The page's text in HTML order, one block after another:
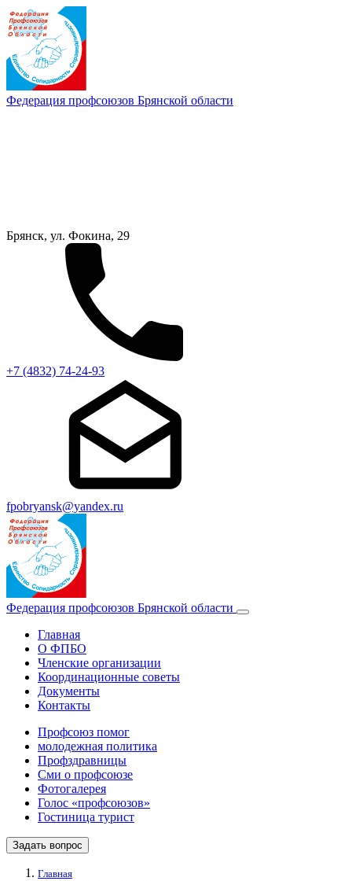
Федерация профсоюзов Брянской области
Брянск, ул. Фокина, 29
+7 (4832) 74-24-93
fpobryansk@yandex.ru
Федерация профсоюзов Брянской области
Главная
О ФПБО
Членские организации
Координационные советы
Документы
Контакты
Профсоюз помог
молодежная политика
Профздравницы
Сми о профсоюзе
Фотогалерея
Голос «профсоюзов»
Гостиница турист
Задать вопрос
Главная